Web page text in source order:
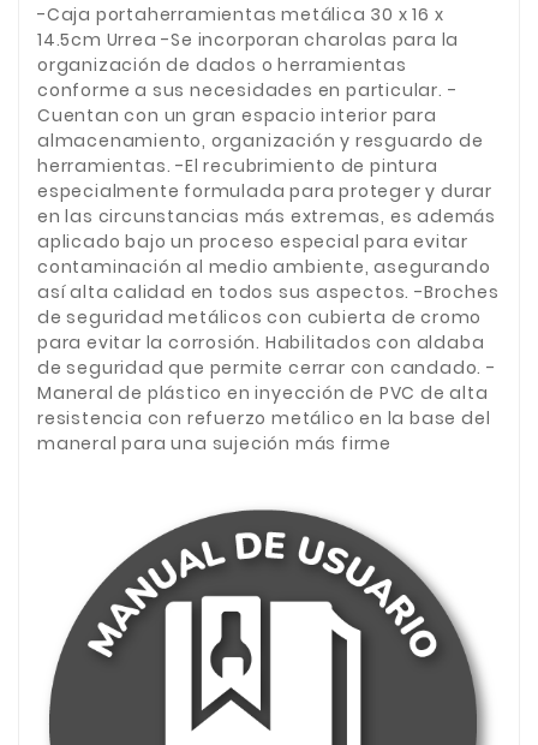
-Caja portaherramientas metálica 30 x 16 x
14.5cm Urrea -Se incorporan charolas para la
organización de dados o herramientas
conforme a sus necesidades en particular. -
Cuentan con un gran espacio interior para
almacenamiento, organización y resguardo de
herramientas. -El recubrimiento de pintura
especialmente formulada para proteger y durar
en las circunstancias más extremas, es además
aplicado bajo un proceso especial para evitar
contaminación al medio ambiente, asegurando
así alta calidad en todos sus aspectos. -Broches
de seguridad metálicos con cubierta de cromo
para evitar la corrosión. Habilitados con aldaba
de seguridad que permite cerrar con candado. -
Maneral de plástico en inyección de PVC de alta
resistencia con refuerzo metálico en la base del
maneral para una sujeción más firme